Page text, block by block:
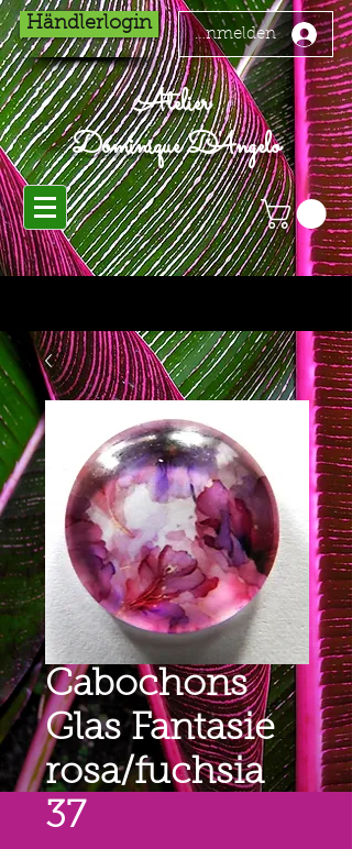
Händlerlogin
Anmelden
Atelier
Dominique D'Angelo
Cabochons
Glas Fantasie
rosa/fuchsia
37